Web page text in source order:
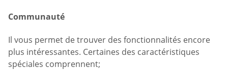
Communauté
Il vous permet de trouver des fonctionnalités encore
plus intéressantes. Certaines des caractéristiques
spéciales comprennent;